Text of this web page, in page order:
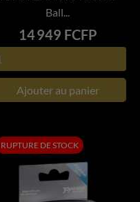
Ball...
Prix
14 949 FCFP
Ajouter au panier
RUPTURE DE STOCK